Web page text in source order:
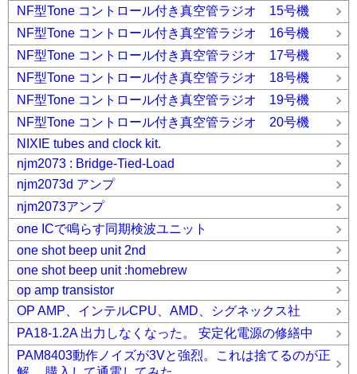
NF型Tone コントロール付き真空管ラジオ 15号機
NF型Tone コントロール付き真空管ラジオ 16号機
NF型Tone コントロール付き真空管ラジオ 17号機
NF型Tone コントロール付き真空管ラジオ 18号機
NF型Tone コントロール付き真空管ラジオ 19号機
NF型Tone コントロール付き真空管ラジオ 20号機
NIXIE tubes and clock kit.
njm2073 : Bridge-Tied-Load
njm2073d アンプ
njm2073アンプ
one ICで鳴らす同期検波ユニット
one shot beep unit 2nd
one shot beep unit :homebrew
op amp transistor
OP AMP、インテルCPU、AMD、シグネックス社
PA18-1.2A 出力しなくなった。 安定化電源の修繕中
PAM8403動作ノイズが3Vと強烈。これは捨てるのが正